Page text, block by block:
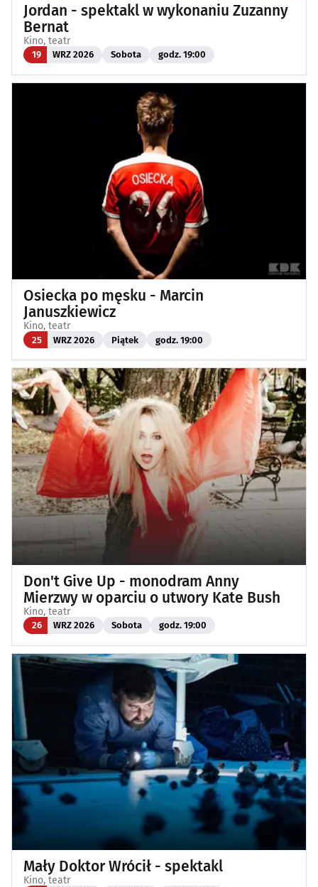
Jordan - spektakl w wykonaniu Zuzanny
Bernat
Kino, teatr
19 WRZ 2026 Sobota godz. 19:00
Osiecka po męsku - Marcin
Januszkiewicz
Kino, teatr
25 WRZ 2026 Piątek godz. 19:00
Don't Give Up - monodram Anny
Mierzwy w oparciu o utwory Kate Bush
Kino, teatr
26 WRZ 2026 Sobota godz. 19:00
Mały Doktor Wrócił - spektakl
Kino, teatr